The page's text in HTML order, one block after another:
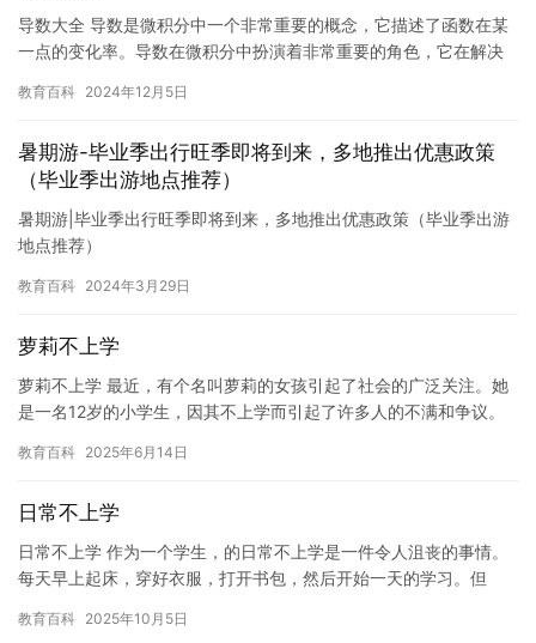
导数大全 导数是微积分中一个非常重要的概念，它描述了函数在某
一点的变化率。导数在微积分中扮演着非常重要的角色，它在解决
面的…
教育百科 2024年12月5日
暑期游-毕业季出行旺季即将到来，多地推出优惠政策
（毕业季出游地点推荐）
暑期游|毕业季出行旺季即将到来，多地推出优惠政策（毕业季出游
地点推荐）
教育百科 2024年3月29日
萝莉不上学
萝莉不上学 最近，有个名叫萝莉的女孩引起了社会的广泛关注。她
是一名12岁的小学生，因其不上学而引起了许多人的不满和争议。
教育百科 2025年6月14日
日常不上学
日常不上学 作为一个学生，的日常不上学是一件令人沮丧的事情。
每天早上起床，穿好衣服，打开书包，然后开始一天的学习。但
处理。…
教育百科 2025年10月5日